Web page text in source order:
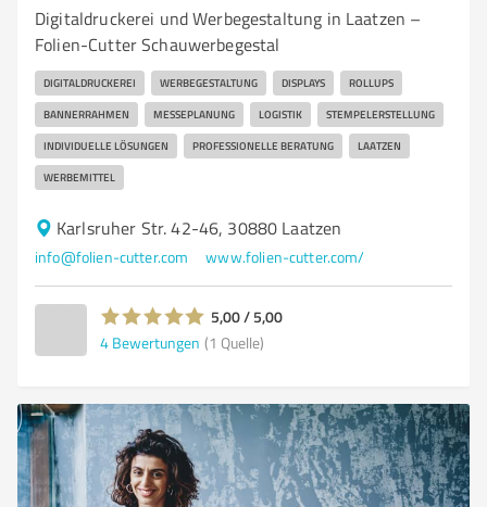
Digitaldruckerei und Werbegestaltung in Laatzen –
Folien-Cutter Schauwerbegestal
DIGITALDRUCKEREI WERBEGESTALTUNG DISPLAYS ROLLUPS
BANNERRAHMEN MESSEPLANUNG LOGISTIK STEMPELERSTELLUNG
INDIVIDUELLE LÖSUNGEN PROFESSIONELLE BERATUNG LAATZEN
WERBEMITTEL
Karlsruher Str. 42-46, 30880 Laatzen
info@folien-cutter.com www.folien-cutter.com/
5,00 / 5,00
4 Bewertungen (1 Quelle)